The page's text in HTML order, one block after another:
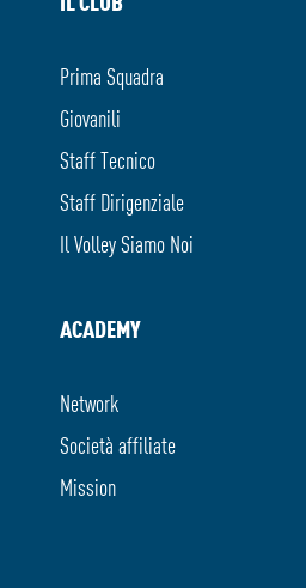
Prima Squadra
Giovanili
Staff Tecnico
Staff Dirigenziale
Il Volley Siamo Noi
ACADEMY
Network
Società affiliate
Mission